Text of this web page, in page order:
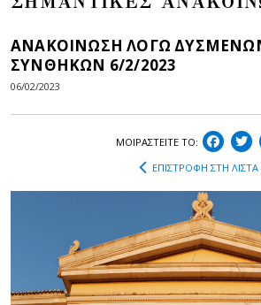
ΑΝΑΚΟΙΝΩΣΗ ΛΟΓΩ
ΣΥΝΘΗΚΩΝ 6/2/2023
06/02/2023
ΜΟΙΡΑΣΤEIΤΕ ΤΟ:
ΕΠΙΣΤΡΟΦΗ ΣΤΗ ΛΙΣΤΑ